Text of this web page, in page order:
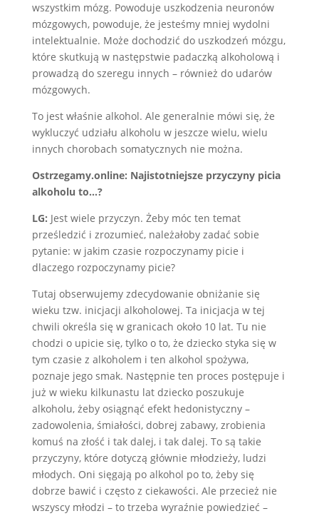
wszystkim mózg. Powoduje uszkodzenia neuronów
mózgowych, powoduje, że jesteśmy mniej wydolni
intelektualnie. Może dochodzić do uszkodzeń mózgu,
które skutkują w następstwie padaczką alkoholową i
prowadzą do szeregu innych – również do udarów
mózgowych.
To jest właśnie alkohol. Ale generalnie mówi się, że
wykluczyć udziału alkoholu w jeszcze wielu, wielu
innych chorobach somatycznych nie można.
Ostrzegamy.online: Najistotniejsze przyczyny picia
alkoholu to…?
LG: Jest wiele przyczyn. Żeby móc ten temat
prześledzić i zrozumieć, należałoby zadać sobie
pytanie: w jakim czasie rozpoczynamy picie i
dlaczego rozpoczynamy picie?
Tutaj obserwujemy zdecydowanie obniżanie się
wieku tzw. inicjacji alkoholowej. Ta inicjacja w tej
chwili określa się w granicach około 10 lat. Tu nie
chodzi o upicie się, tylko o to, że dziecko styka się w
tym czasie z alkoholem i ten alkohol spożywa,
poznaje jego smak. Następnie ten proces postępuje i
już w wieku kilkunastu lat dziecko poszukuje
alkoholu, żeby osiągnąć efekt hedonistyczny –
zadowolenia, śmiałości, dobrej zabawy, zrobienia
komuś na złość i tak dalej, i tak dalej. To są takie
przyczyny, które dotyczą głównie młodzieży, ludzi
młodych. Oni sięgają po alkohol po to, żeby się
dobrze bawić i często z ciekawości. Ale przecież nie
wszyscy młodzi – to trzeba wyraźnie powiedzieć –